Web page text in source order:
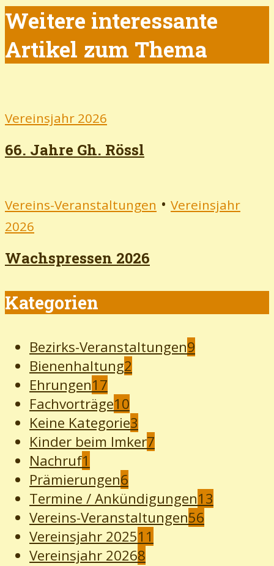
Weitere interessante
Artikel zum Thema
Vereinsjahr 2026
66. Jahre Gh. Rössl
Vereins-Veranstaltungen • Vereinsjahr
2026
Wachspressen 2026
Kategorien
Bezirks-Veranstaltungen9
Bienenhaltung2
Ehrungen17
Fachvorträge10
Keine Kategorie3
Kinder beim Imker7
Nachruf1
Prämierungen6
Termine / Ankündigungen13
Vereins-Veranstaltungen56
Vereinsjahr 202511
Vereinsjahr 20268